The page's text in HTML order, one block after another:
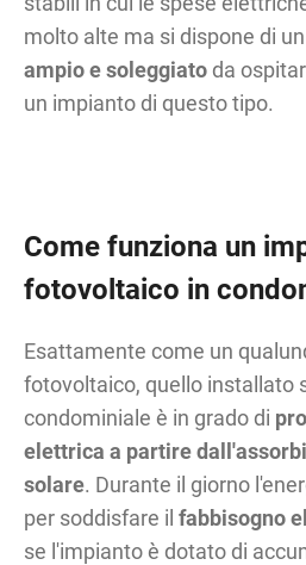
molto alte ma si dispone di un
ampio e soleggiato da
un impianto di questo tipo.
Come funziona un
fotovoltaico in
Esattamente come un
fotovoltaico, quello installato
condominiale è in grado di
elettrica a partire
solare. Durante il giorno
per soddisfare il fabbisogno
se l'impianto è dotato di